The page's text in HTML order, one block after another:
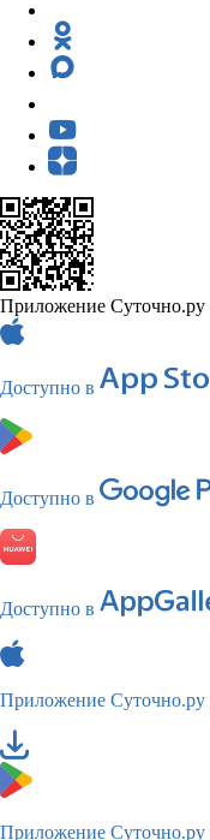
Приложение Суточно.ру
Доступно в
Доступно в
Доступно в
Приложение Суточно.ру
Приложение Суточно.ру